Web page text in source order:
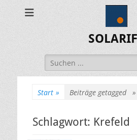
Suchen
nach:
Start » Beiträge getagged »
Schlagwort: Krefeld